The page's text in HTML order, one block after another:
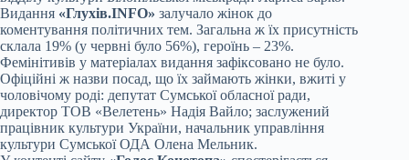
Видання «Глухів.INFO» залучало жінок до
коментування політичних тем. Загальна ж їх присутність
склала 19% (у червні було 56%), героїнь – 23%.
Фемінітивів у матеріалах видання зафіксовано не було.
Офіційні ж назви посад, що їх займають жінки, вжиті у
чоловічому роді: депутат Сумської обласної ради,
директор ТОВ «Велетень» Надія Вайло; заслужений
працівник культури України, начальник управління
культури Сумської ОДА Олена Мельник.